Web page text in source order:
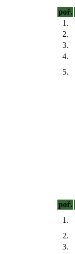
poř.
1.
2.
3.
4.
5.
poř.
1.
2.
3.